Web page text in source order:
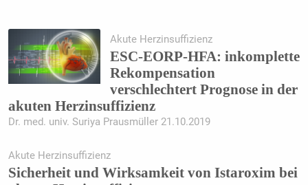
Akute Herzinsuffizienz
ESC-EORP-HFA: inkomplette
Rekompensation
verschlechtert Prognose in der
akuten Herzinsuffizienz
Dr. med. univ. Suriya Prausmüller 21.10.2019
Akute Herzinsuffizienz
Sicherheit und Wirksamkeit von Istaroxim bei